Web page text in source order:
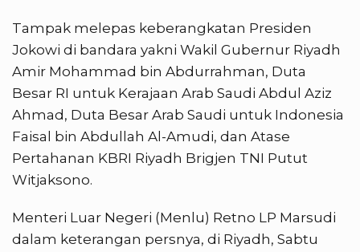
Tampak melepas keberangkatan Presiden
Jokowi di bandara yakni Wakil Gubernur Riyadh
Amir Mohammad bin Abdurrahman, Duta
Besar RI untuk Kerajaan Arab Saudi Abdul Aziz
Ahmad, Duta Besar Arab Saudi untuk Indonesia
Faisal bin Abdullah Al-Amudi, dan Atase
Pertahanan KBRI Riyadh Brigjen TNI Putut
Witjaksono.
Menteri Luar Negeri (Menlu) Retno LP Marsudi
dalam keterangan persnya, di Riyadh, Sabtu